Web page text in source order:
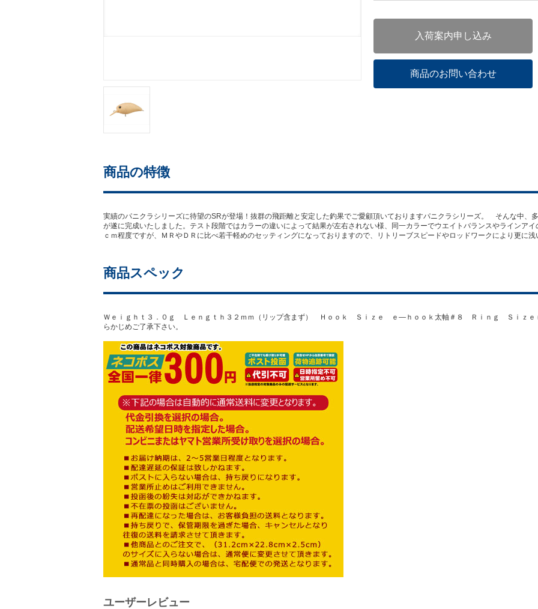
入荷案内申し込み
商品のお問い合わせ
商品の特徴
実績のパニクラシリーズに待望のSRが登場！抜群の飛距離と安定した釣果でご愛顧頂いておりますパニクラシリーズ。 そんな中、
が遂に完成いたしました。テスト段階ではカラーの違いによって結果が左右されない様、同一カラーでウエイトバランスやラインア
ｃｍ程度ですが、ＭＲやＤＲに比べ若干軽めのセッティングになっておりますので、リトリーブスピードやロッドワークにより更に
商品スペック
Ｗｅｉｇｈｔ３．０ｇ Ｌｅｎｇｔｈ３２ｍｍ（リップ含まず） Ｈｏｏｋ Ｓｉｚｅ ｅ―ｈｏｏｋ太軸＃８ Ｒｉｎｇ Ｓｉｚｅ
らかじめご了承下さい。
ユーザーレビュー